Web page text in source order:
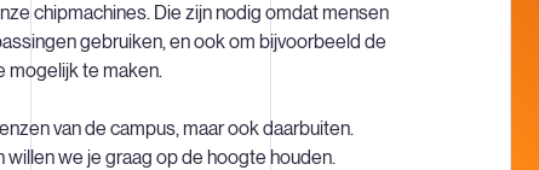
chipmachines. Die zijn nodig omdat mensen
gebruiken, en ook om bijvoorbeeld de
mogelijk te maken.
van de campus, maar ook daarbuiten.
we je graag op de hoogte houden.